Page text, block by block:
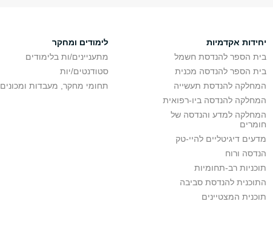
יחידות אקדמיות
בית הספר להנדסת חשמל
בית הספר להנדסה מכנית
המחלקה להנדסת תעשייה
המחלקה להנדסה ביו-רפואית
המחלקה למדע והנדסה של
חומרים
מדעים דיגיטליים להיי-טק
הנדסה ורוח
תוכניות רב-תחומיות
התוכנית להנדסת סביבה
תוכנית המצטיינים
לימודים ומחקר
מתעניינים/ות בלימודים
סטודנטים/יות
תחומי מחקר, מעבדות ומכונים